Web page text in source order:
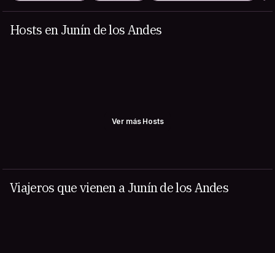
Hosts en Junín de los Andes
Ver más Hosts
Viajeros que vienen a Junín de los Andes